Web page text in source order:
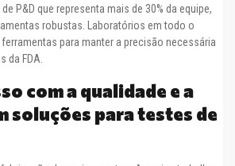
P&D que representa mais de 30% da equipe,
robustas. Laboratórios em todo o
para manter a precisão necessária
da FDA.
com a qualidade e a
soluções para testes de